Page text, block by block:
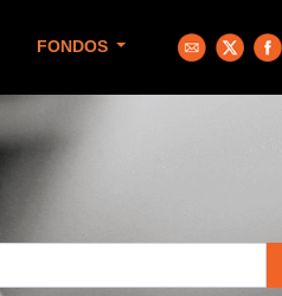
FONDOS